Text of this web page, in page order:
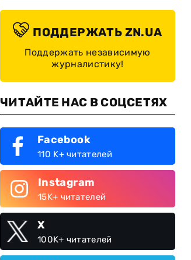
ПОДДЕРЖАТЬ ZN.UA
Поддержать независимую
журналистику!
ЧИТАЙТЕ НАС В СОЦСЕТЯХ
Facebook
110 K+ читателей
Instagram
15K+ читателей
X
100K+ читателей